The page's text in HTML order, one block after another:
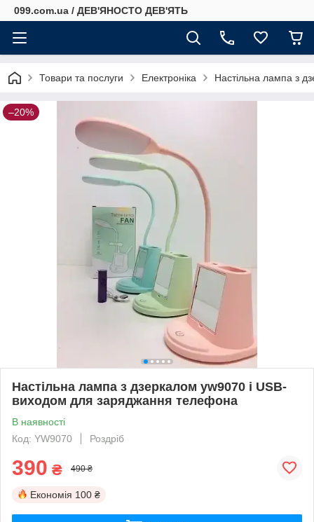
099.com.ua / ДЕВ'ЯНОСТО ДЕВ'ЯТЬ
Товари та послуги Електроніка Настільна лампа з
–20%
Настільна лампа з дзеркалом yw9070 і USB-
виходом для заряджання телефона
В наявності
Код: YW9070
Роздріб
390 ₴ 490 ₴
Економія 100 ₴